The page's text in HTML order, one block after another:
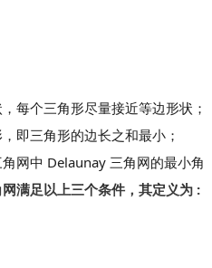
每个三角形尽量接近等边形状；
即三角形的边长之和最小；
网中 Delaunay 三角网的最小角
满足以上三个条件，其定义为 :